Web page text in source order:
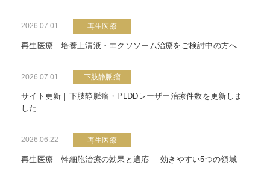
2026.07.01 再生医療
再生医療｜培養上清液・エクソソーム治療をご検討中の方へ
2026.07.01 下肢静脈瘤
サイト更新｜下肢静脈瘤・PLDDレーザー治療件数を更新しま
した
2026.06.22 再生医療
再生医療｜幹細胞治療の効果と適応──効きやすい5つの領域